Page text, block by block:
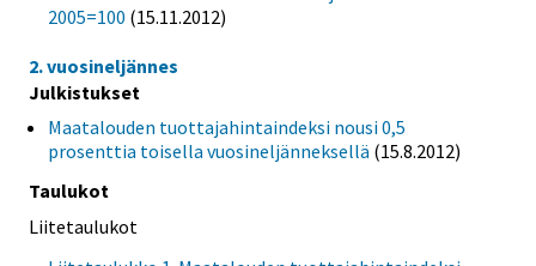
2005=100 (15.11.2012)
2. vuosineljännes
Julkistukset
Maatalouden tuottajahintaindeksi nousi 0,5
prosenttia toisella vuosineljänneksellä (15.8.2012)
Taulukot
Liitetaulukot